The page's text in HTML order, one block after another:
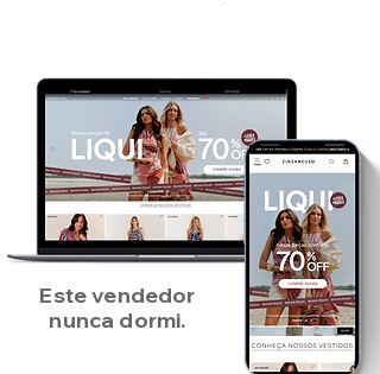
Este vendedor
nunca dormi.